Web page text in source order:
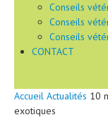
Conseils
Conseils
Conseils
CONTACT
Accueil Actualités 10
exotiques